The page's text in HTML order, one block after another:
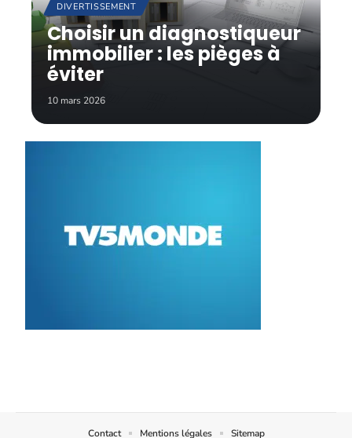
DIVERTISSEMENT
Choisir un diagnostiqueur
immobilier : les pièges à
éviter
10 mars 2026
Contact Mentions légales Sitemap